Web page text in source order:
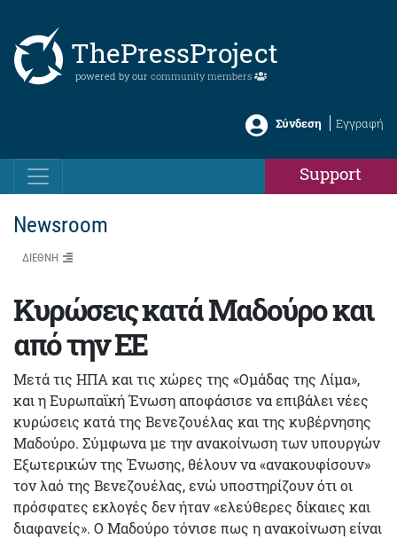
ThePressProject
powered by our community members
Σύνδεση Εγγραφή
Support
Newsroom
ΔΙΕΘΝΗ
Κυρώσεις κατά Μαδούρο και
από την ΕΕ
Μετά τις ΗΠΑ και τις χώρες της «Ομάδας της Λίμα»,
και η Ευρωπαϊκή Ένωση αποφάσισε να επιβάλει νέες
κυρώσεις κατά της Βενεζουέλας και της κυβέρνησης
Μαδούρο. Σύμφωνα με την ανακοίνωση των υπουργών
Εξωτερικών της Ένωσης, θέλουν να «ανακουφίσουν»
τον λαό της Βενεζουέλας, ενώ υποστηρίζουν ότι οι
πρόσφατες εκλογές δεν ήταν «ελεύθερες δίκαιες και
διαφανείς». Ο Μαδούρο τόνισε πως η ανακοίνωση είναι